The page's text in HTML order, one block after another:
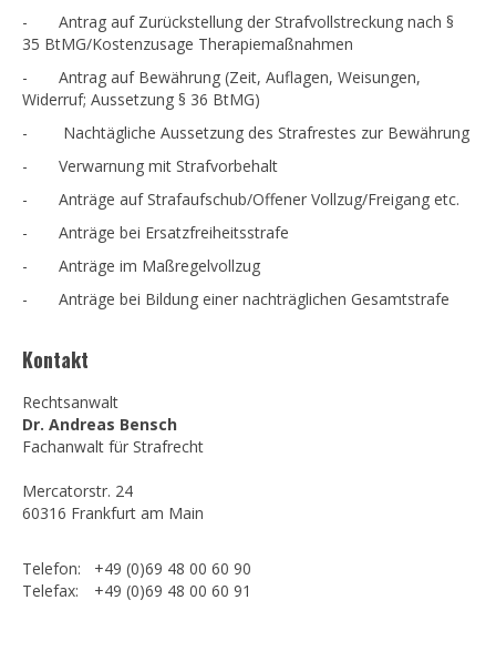
- Antrag auf Zurückstellung der Strafvollstreckung nach §
35 BtMG/Kostenzusage Therapiemaßnahmen
- Antrag auf Bewährung (Zeit, Auflagen, Weisungen,
Widerruf; Aussetzung § 36 BtMG)
- Nachtägliche Aussetzung des Strafrestes zur Bewährung
- Verwarnung mit Strafvorbehalt
- Anträge auf Strafaufschub/Offener Vollzug/Freigang etc.
- Anträge bei Ersatzfreiheitsstrafe
- Anträge im Maßregelvollzug
- Anträge bei Bildung einer nachträglichen Gesamtstrafe
Kontakt
Rechtsanwalt
Dr. Andreas Bensch
Fachanwalt für Strafrecht
Mercatorstr. 24
60316 Frankfurt am Main
Telefon:
+49 (0)69 48 00 60 90
Telefax:
+49 (0)69 48 00 60 91